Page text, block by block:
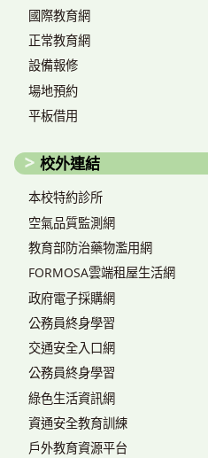
國際教育網
正常教育網
設備報修
場地預約
平板借用
校外連結
本校特約診所
空氣品質監測網
教育部防治藥物濫用網
FORMOSA雲端租屋生活網
政府電子採購網
公務員終身學習
交通安全入口網
公務員終身學習
綠色生活資訊網
資通安全教育訓練
戶外教育資源平台